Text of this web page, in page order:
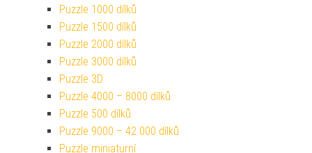
Puzzle 1000 dílků
Puzzle 1500 dílků
Puzzle 2000 dílků
Puzzle 3000 dílků
Puzzle 3D
Puzzle 4000 – 8000 dílků
Puzzle 500 dílků
Puzzle 9000 – 42 000 dílků
Puzzle miniaturní